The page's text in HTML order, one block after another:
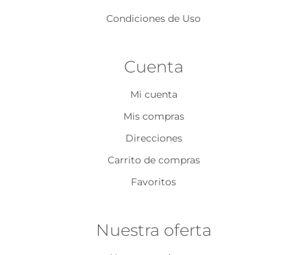
Condiciones de Uso
Cuenta
Mi cuenta
Mis compras
Direcciones
Carrito de compras
Favoritos
Nuestra oferta